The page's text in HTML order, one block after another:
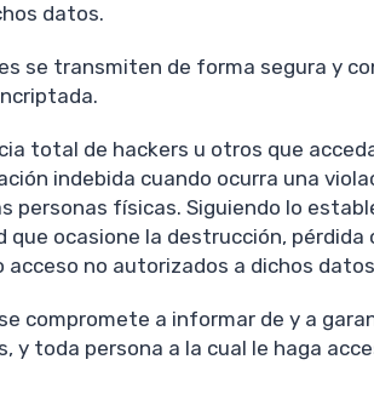
datos.
se transmiten de forma segura y
total de hackers u otros que
indebida cuando ocurra una
personas físicas. Siguiendo lo
que ocasione la destrucción,
no autorizados a dichos
compromete a informar de y a
toda persona a la cual le haga